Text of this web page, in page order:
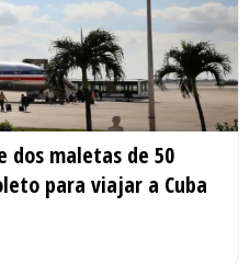
dos maletas de 50
para viajar a Cuba